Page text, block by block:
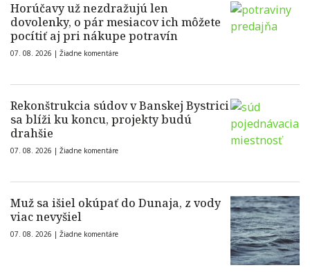
Horúčavy už nezdražujú len
dovolenky, o pár mesiacov ich môžete
pocítiť aj pri nákupe potravín
07. 08. 2026 | Žiadne komentáre
Rekonštrukcia súdov v Banskej Bystrici
sa blíži ku koncu, projekty budú
drahšie
07. 08. 2026 | Žiadne komentáre
Muž sa išiel okúpať do Dunaja, z vody
viac nevyšiel
07. 08. 2026 | Žiadne komentáre